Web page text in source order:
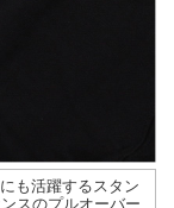
も活躍するスタン
スのプルオーバー